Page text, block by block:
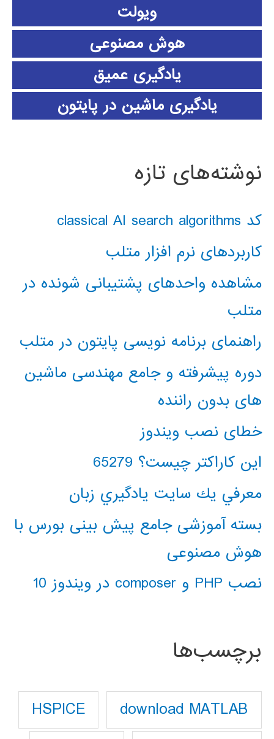
ویولت
هوش مصنوعی
یادگیری عمیق
یادگیری ماشین در پایتون
نوشته‌های تازه
کد classical AI search algorithms
کاربردهای نرم افزار متلب
مشاهده واحدهای پشتیبانی شونده در
متلب
راهنمای برنامه نویسی پایتون در متلب
دوره پیشرفته و جامع مهندسی ماشین
های بدون راننده
خطای نصب ویندوز
این کاراکتر چیست؟ 65279
معرفي يك سايت يادگيري زبان
بسته آموزشی جامع پیش بینی بورس با
هوش مصنوعی
نصب PHP و composer در ویندوز 10
برچسب‌ها
download MATLAB
HSPICE